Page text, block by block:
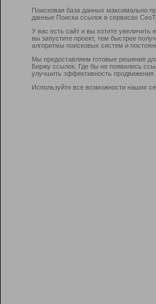
Поисковая база данных максимально
данные Поиска ссылок в сервисах
У вас есть сайт и вы хотите
вы запустите проект, тем быстрее
алгоритмы поисковых систем и
Мы предоставляем готовые решения
Биржу ссылок. Где бы не появились
улучшить эффективность продвижения.
Используйте все возможности наших